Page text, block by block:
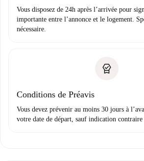
Vous disposez de 24h après l’arrivée pour
importante entre l’annonce et le logement.
nécessaire.
Conditions de Préavis
Vous devez prévenir au moins 30 jours à
votre date de départ, sauf indication contraire